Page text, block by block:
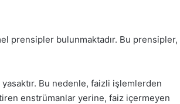
prensipler bulunmaktadır. Bu prensipler,
Bu nedenle, faizli işlemlerden
enstrümanlar yerine, faiz içermeyen